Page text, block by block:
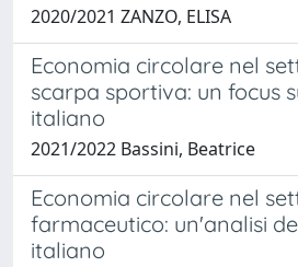
2020/2021 ZANZO, ELISA
Economia circolare nel
scarpa sportiva: un focus
italiano
2021/2022 Bassini, Beatrice
Economia circolare nel
farmaceutico: un'analisi
italiano